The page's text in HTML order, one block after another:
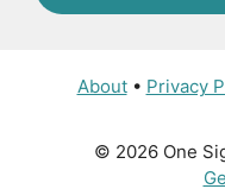
About• Privacy
© 2026 One